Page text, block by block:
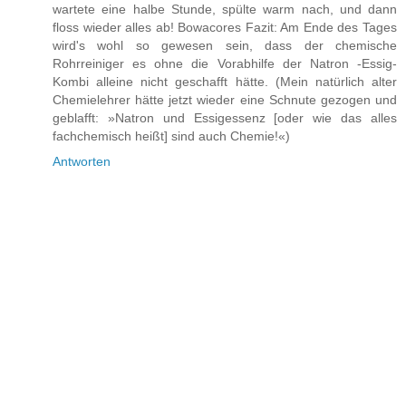
wartete eine halbe Stunde, spülte warm nach, und dann
floss wieder alles ab! Bowacores Fazit: Am Ende des Tages
wird's wohl so gewesen sein, dass der chemische
Rohrreiniger es ohne die Vorabhilfe der Natron -Essig-
Kombi alleine nicht geschafft hätte. (Mein natürlich alter
Chemielehrer hätte jetzt wieder eine Schnute gezogen und
geblafft: »Natron und Essigessenz [oder wie das alles
fachchemisch heißt] sind auch Chemie!«)
Antworten